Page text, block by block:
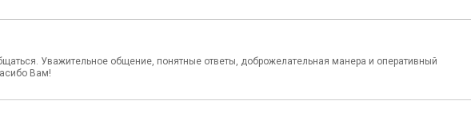
Уважительное общение, понятные ответы, доброжелательная манера и оперативный
Вам!